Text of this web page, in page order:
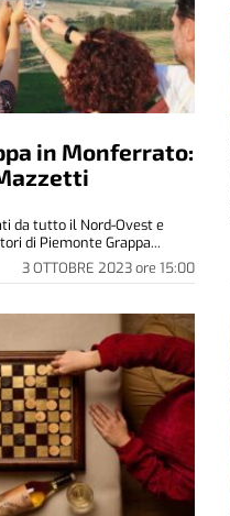
in Monferrato:
3 OTTOBRE 2023ore 15:00
da tutto il Nord-Ovest e
di Piemonte Grappa...